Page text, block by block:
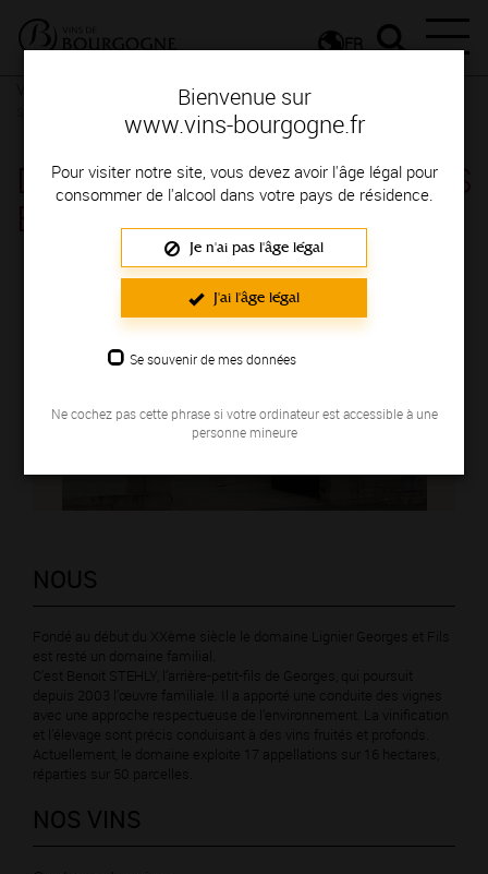
Bienvenue sur
www.vins-bourgogne.fr
Pour visiter notre site, vous devez avoir l'âge légal pour
consommer de l'alcool dans votre pays de résidence.
Je n'ai pas l'âge légal
J'ai l'âge légal
Se souvenir de mes données
Ne cochez pas cette phrase si votre ordinateur est accessible à une
personne mineure
FR
Femmes et hommes passionnés
DOMAINE LIGNIER GEORGES
ET FILS
Région de production : COTE DE NUITS
NOUS
Fondé au début du XXème siècle le domaine Lignier Georges et Fils
est resté un domaine familial.
C’est Benoit STEHLY, l’arrière-petit-fils de Georges, qui poursuit
depuis 2003 l’œuvre familiale. Il a apporté une conduite des vignes
avec une approche respectueuse de l’environnement. La vinification
et l’élevage sont précis conduisant à des vins fruités et profonds.
Actuellement, le domaine exploite 17 appellations sur 16 hectares,
réparties sur 50 parcelles.
NOS VINS